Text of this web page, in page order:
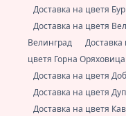
Доставка на цветя
Доставка на цветя
Велинград
Доставка
цветя Горна Оряховица
Доставка на цветя
Доставка на цветя
Доставка на цветя